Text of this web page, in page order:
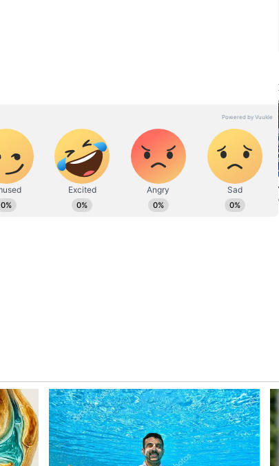
ప్రస్తుతం ఆయనపై సమంత కోసం ఇంచు కూడా
ఉంచాల్సి వస్తే, పదునైన ఆయుధాలు కూడా దాచి ఉంచాలి,